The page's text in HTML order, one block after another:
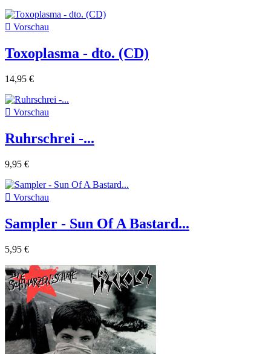
 Vorschau
Toxoplasma - dto. (CD)
14,95 €
 Vorschau
Ruhrschrei -...
9,95 €
 Vorschau
Sampler - Sun Of A Bastard...
5,95 €